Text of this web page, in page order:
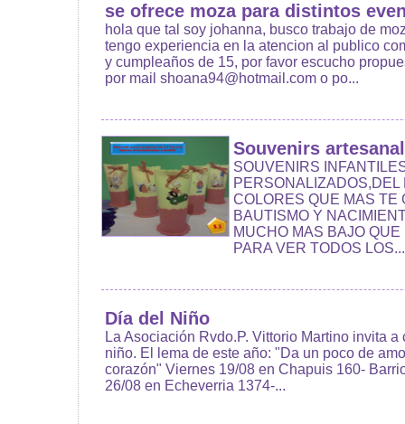
se ofrece moza para distintos
hola que tal soy johanna, busco trabajo de
tengo experiencia en la atencion al publico
y cumpleaños de 15, por favor escucho
por mail shoana94@hotmail.com o po...
Souvenirs
SOUVENIRS
COLORES QUE MAS TE
BAUTISMO Y
MUCHO MAS BAJO
PARA VER TODOS LOS...
Día del Niño
La Asociación Rvdo.P. Vittorio Martino invita
niño. El lema de este año: "Da un poco de
corazón" Viernes 19/08 en Chapuis 160-
26/08 en Echeverria 1374-...